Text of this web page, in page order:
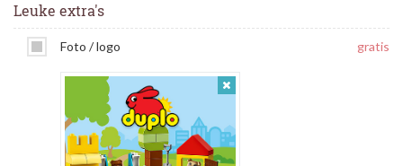
Leuke extra's
Foto / logo gratis